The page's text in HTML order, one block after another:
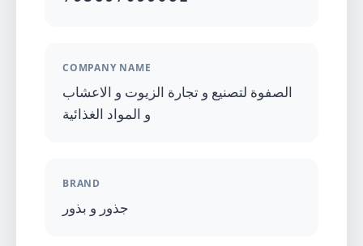
COMPANY NAME
الصفوة لتصنيع و تجارة الزيوت و الاعشاب
و المواد الغذائية
BRAND
جذور و بذور